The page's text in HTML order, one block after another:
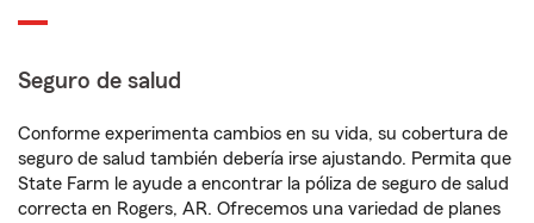
Seguro de salud
Conforme experimenta cambios en su vida, su cobertura de
seguro de salud también debería irse ajustando. Permita que
State Farm le ayude a encontrar la póliza de seguro de salud
correcta en Rogers, AR. Ofrecemos una variedad de planes